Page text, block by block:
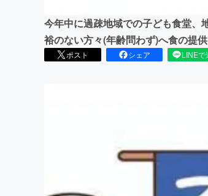
今年中に過疎地域での子ども食堂、
裕のない方々(年齢問わず)へ食の提
ポスト シェア LINEで